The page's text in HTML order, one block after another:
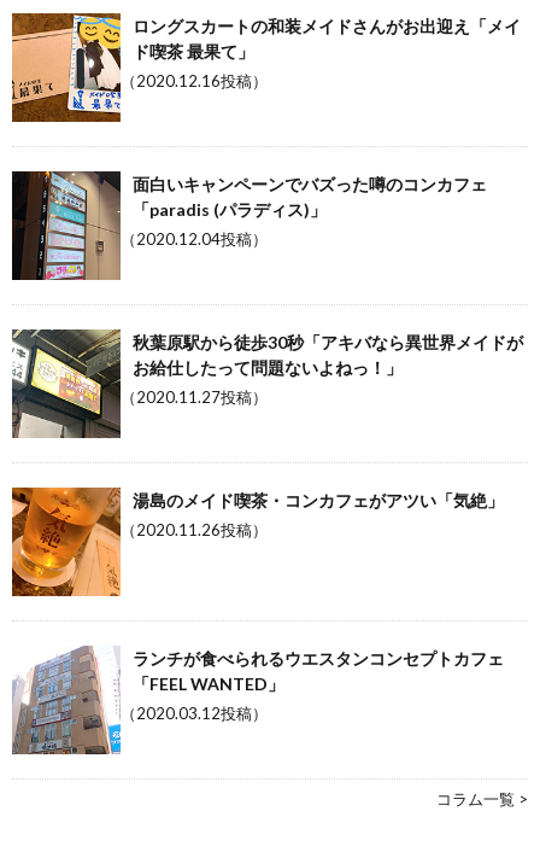
ロングスカートの和装メイドさんがお出迎え「メイ
ド喫茶 最果て」
（2020.12.16投稿）
面白いキャンペーンでバズった噂のコンカフェ
「paradis (パラディス)」
（2020.12.04投稿）
秋葉原駅から徒歩30秒「アキバなら異世界メイドが
お給仕したって問題ないよねっ！」
（2020.11.27投稿）
湯島のメイド喫茶・コンカフェがアツい「気絶」
（2020.11.26投稿）
ランチが食べられるウエスタンコンセプトカフェ
「FEEL WANTED」
（2020.03.12投稿）
コラム一覧 >